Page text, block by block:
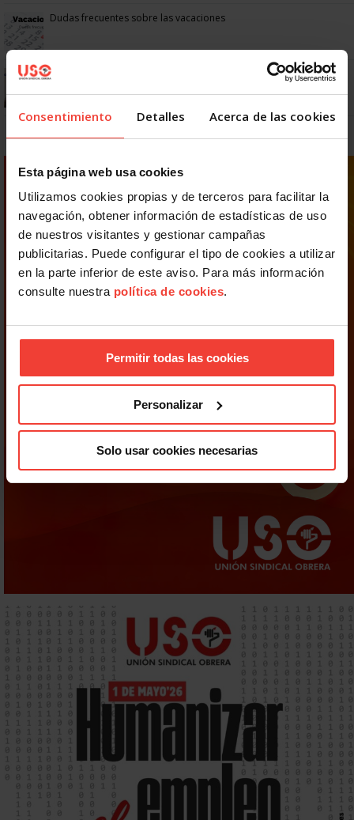
Consentimiento Detalles Acerca de las cookies
Esta página web usa cookies
Utilizamos cookies propias y de terceros para facilitar la
navegación, obtener información de estadísticas de uso
de nuestros visitantes y gestionar campañas
publicitarias. Puede configurar el tipo de cookies a utilizar
en la parte inferior de este aviso. Para más información
consulte nuestra política de cookies.
Permitir todas las cookies
Personalizar
Solo usar cookies necesarias
Dudas frecuentes sobre las vacaciones
¿Puedo viajar estando de baja?